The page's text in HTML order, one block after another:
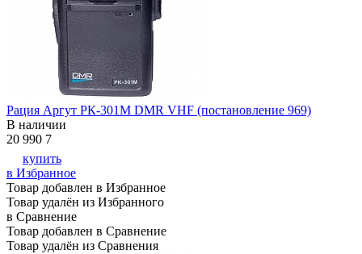
Рация Аргут РК-301М DMR VHF (постановление 969)
В наличии
20 990 7
купить
в Избранное
Товар добавлен в Избранное
Товар удалён из Избранного
в Сравнение
Товар добавлен в Сравнение
Товар удалён из Сравнения